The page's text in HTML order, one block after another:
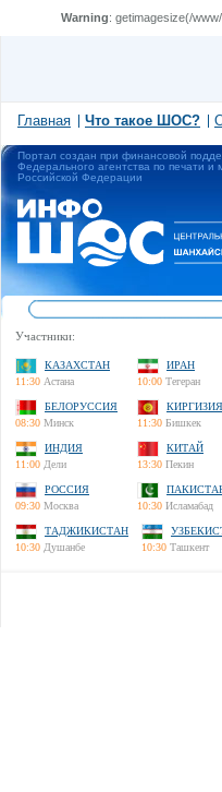
Warning: getimagesize(/
Главная Что такое ШОС?
Портал создан при финансовой
Федерального агентства по печати и
Российской Федерации
Участники:
КАЗАХСТАН
11:30 Астана
ИРАН
10:00 Тегеран
БЕЛОРУССИЯ
08:30 Минск
КИРГИЗИЯ
11:30 Бишкек
ИНДИЯ
11:00 Дели
КИТАЙ
13:30 Пекин
РОССИЯ
09:30 Москва
10:30 Исламабад
ТАДЖИКИСТАН
10:30 Душанбе
10:30 Ташкент